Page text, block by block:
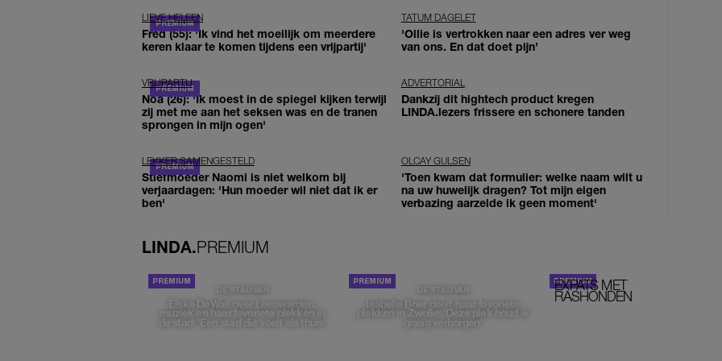
LIEVE HELEEN
Fred (55): 'Ik vind het moeilijk om meerdere
keren klaar te komen tijdens een vrijpartij'
TATUM DAGELET
'Ollie is vertrokken naar een adres ver weg
van ons. En dat doet pijn’
VRIJPARTIJ
Noa (26): 'Ik moest in de spiegel kijken terwijl
zij met me aan het seksen was en de tranen
sprongen in mijn ogen'
ADVERTORIAL
Dankzij dit hightech product kregen
LINDA.lezers frissere en schonere tanden
LEKKER SAMENGESTELD
Stiefmoeder Naomi is niet welkom bij
verjaardagen: 'Hun moeder wil niet dat ik er
ben'
OLCAY GULSEN
'Toen kwam dat formulier: welke naam wilt u
na uw huwelijk dragen? Tot mijn eigen
verbazing aarzelde ik geen moment'
LINDA.PREMIUM
DE STAD VAN
Elske DeWall over Leeuwarden,
muziek en haar favoriete plekken in
de stad: 'Een stad die voelt als thuis'
DE STAD VAN
Isabelle Boer deelt haar favoriete
plekken in Zwolle: 'Deze plek houd ik
graag verborgen'
EXPATS MET
RASHONDEN